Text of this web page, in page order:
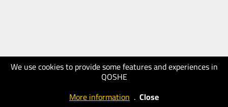
We use cookies to provide some features and experiences in
QOSHE
More information . Close